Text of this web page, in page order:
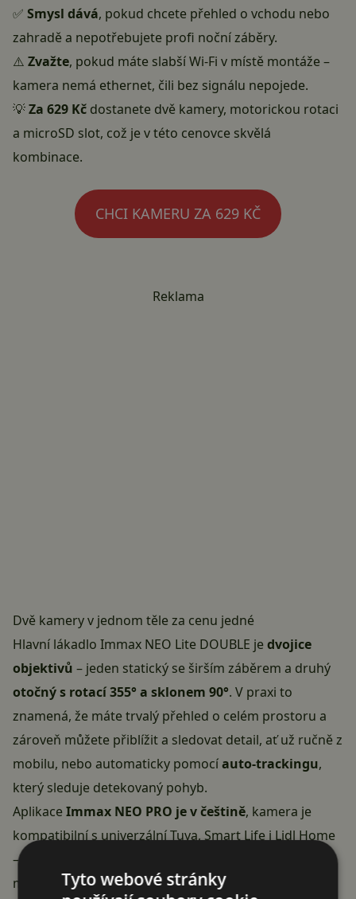
✅ Smysl dává, pokud chcete přehled o vchodu nebo
zahradě a nepotřebujete profi noční záběry.
⚠️ Zvažte, pokud máte slabší Wi-Fi v místě montáže –
kamera nemá ethernet, čili bez signálu nepojede.
💡Za 629 Kč dostanete dvě kamery, motorickou rotaci
a microSD slot, což je v této cenovce skvělá
kombinace.
CHCI KAMERU ZA 629 KČ
Reklama
Dvě kamery v jednom těle za cenu jedné
Hlavní lákadlo Immax NEO Lite DOUBLE jedvojice
objektivů – jeden statický se širším záběrem a druhý
otočný s rotací 355° a sklonem 90°. V praxi to
znamená, že máte trvalý přehled o celém prostoru a
zároveň můžete přiblížit a sledovat detail, ať už ručně z
mobilu, nebo automaticky pomocíauto-trackingu,
který sleduje detekovaný pohyb.
AplikaceImmax NEO PRO je v češtině, kamera je
kompatibilní s univerzální Tuya, Smart Life i Lidl Home
– takže ji můžete dostat do stejné aplikace, kde už
máte ovládání chytrých zásuvek nebo žárovek.
Tyto webové stránky